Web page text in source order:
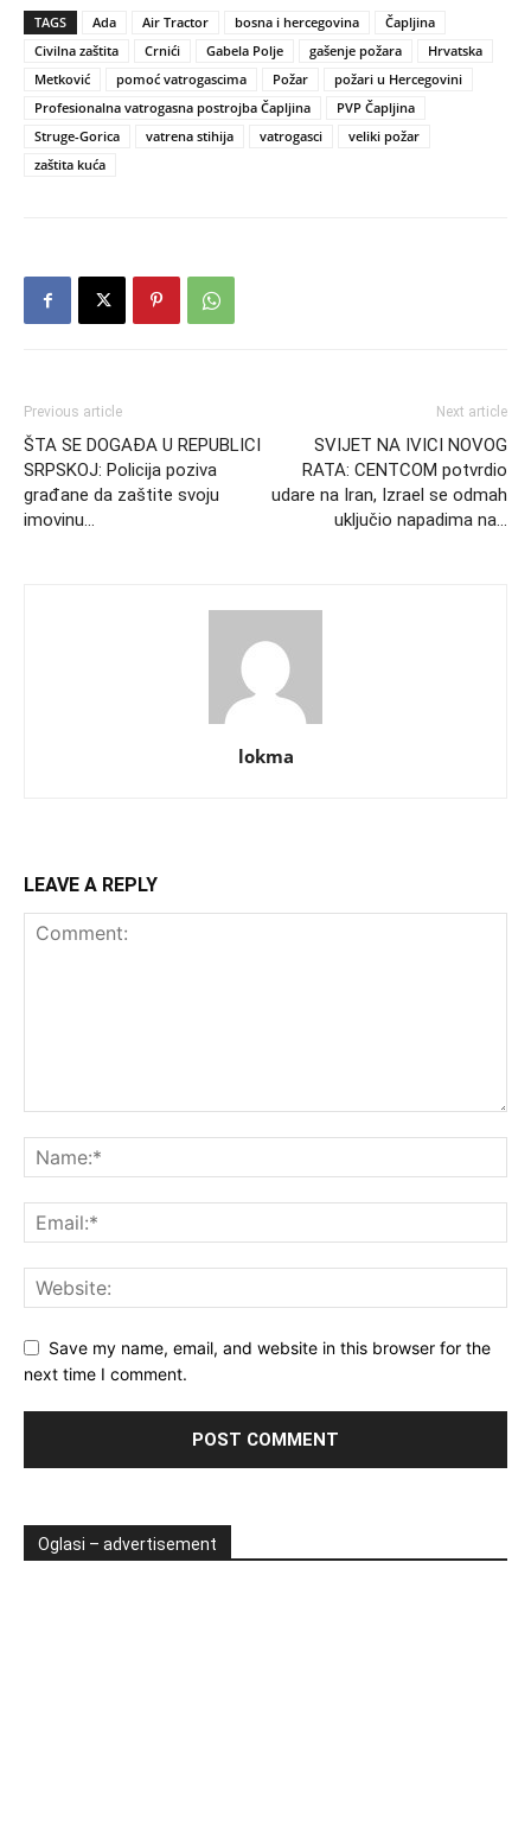
TAGS Ada Air Tractor bosna i hercegovina
Čapljina
Civilna zaštita
Crnići Gabela Polje gašenje požara
Hrvatska
Metković
pomoć vatrogascima Požar
požari u Hercegovini
Profesionalna vatrogasna postrojba Čapljina
PVP Čapljina
Struge-Gorica
vatrena stihija vatrogasci
veliki požar
zaštita kuća
Previous article
ŠTA SE DOGAĐA U REPUBLICI
SRPSKOJ: Policija poziva
građane da zaštite svoju
imovinu…
Next article
SVIJET NA IVICI NOVOG
RATA: CENTCOM potvrdio
udare na Iran, Izrael se odmah
uključio napadima na…
lokma
LEAVE A REPLY
Save my name, email, and website in this browser for the
next time I comment.
Oglasi – advertisement